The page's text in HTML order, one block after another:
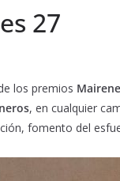
27
los premios
, en cualquier
fomento del